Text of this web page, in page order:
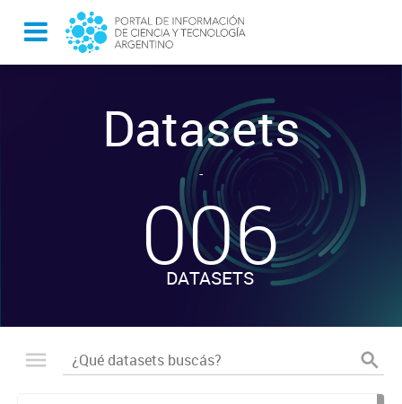
Datasets
-
006
DATASETS